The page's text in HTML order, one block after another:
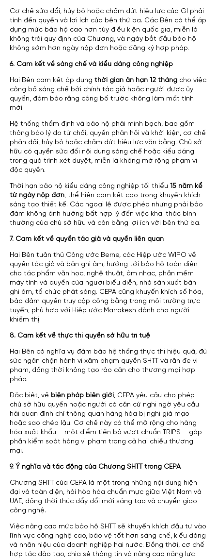
Cơ chế sửa đổi, hủy bỏ hoặc chấm dứt hiệu lực của GI phải
tính đến quyền và lợi ích của bên thứ ba. Các Bên có thể áp
dụng mức bảo hộ cao hơn tùy điều kiện quốc gia, miễn là
không trái quy định của Chương, và ngày bắt đầu bảo hộ
không sớm hơn ngày nộp đơn hoặc đăng ký hợp pháp.
6. Cam kết về sáng chế và kiểu dáng công nghiệp
Hai Bên cam kết áp dụng thời gian ân hạn 12 tháng cho việc
công bố sáng chế bởi chính tác giả hoặc người được ủy
quyền, đảm bảo rằng công bố trước không làm mất tính
mới.
Hệ thống thẩm định và bảo hộ phải minh bạch, bao gồm
thông báo lý do từ chối, quyền phản hồi và khởi kiện, cơ chế
phản đối, hủy bỏ hoặc chấm dứt hiệu lực văn bằng. Chủ sở
hữu có quyền sửa đổi nội dung sáng chế hoặc kiểu dáng
trong quá trình xét duyệt, miễn là không mở rộng phạm vi
độc quyền.
Thời hạn bảo hộ kiểu dáng công nghiệp tối thiểu 15 năm kể
từ ngày nộp đơn, thể hiện cam kết cao trong khuyến khích
sáng tạo thiết kế. Các ngoại lệ được phép nhưng phải bảo
đảm không ảnh hưởng bất hợp lý đến việc khai thác bình
thường của chủ sở hữu và cân bằng lợi ích với bên thứ ba.
7. Cam kết về quyền tác giả và quyền liên quan
Hai Bên tuân thủ Công ước Berne, các Hiệp ước WIPO về
quyền tác giả và bản ghi âm, hướng tới bảo hộ toàn diện
cho tác phẩm văn học, nghệ thuật, âm nhạc, phần mềm
máy tính và quyền của người biểu diễn, nhà sản xuất bản
ghi âm, tổ chức phát sóng. CEPA cũng khuyến khích số hóa,
bảo đảm quyền truy cập công bằng trong môi trường trực
tuyến, phù hợp với Hiệp ước Marrakesh dành cho người
khiếm thị.
8. Cam kết về thực thi quyền sở hữu trí tuệ
Hai Bên có nghĩa vụ đảm bảo hệ thống thực thi hiệu quả, đủ
sức ngăn chặn hành vi xâm phạm quyền SHTT và răn đe vi
phạm, đồng thời không tạo rào cản cho thương mại hợp
pháp.
Đặc biệt, về biện pháp biên giới, CEPA yêu cầu cho phép
chủ sở hữu quyền hoặc người có căn cứ nghi ngờ yêu cầu
hải quan đình chỉ thông quan hàng hóa bị nghi giả mạo
hoặc sao chép lậu. Cơ chế này có thể mở rộng cho hàng
hóa xuất khẩu – một điểm tiến bộ vượt chuẩn TRIPS – góp
phần kiểm soát hàng vi phạm trong cả hai chiều thương
mại.
9. Ý nghĩa và tác động của Chương SHTT trong CEPA
Chương SHTT của CEPA là một trong những nội dung hiện
đại và toàn diện, hài hòa hóa chuẩn mực giữa Việt Nam và
UAE, đồng thời thúc đẩy đổi mới sáng tạo và chuyển giao
công nghệ.
Việc nâng cao mức bảo hộ SHTT sẽ khuyến khích đầu tư vào
lĩnh vực công nghệ cao, bảo vệ tốt hơn sáng chế, kiểu dáng
và nhãn hiệu của doanh nghiệp hai nước. Đồng thời, cơ chế
hợp tác đào tạo, chia sẻ thông tin và nâng cao năng lực